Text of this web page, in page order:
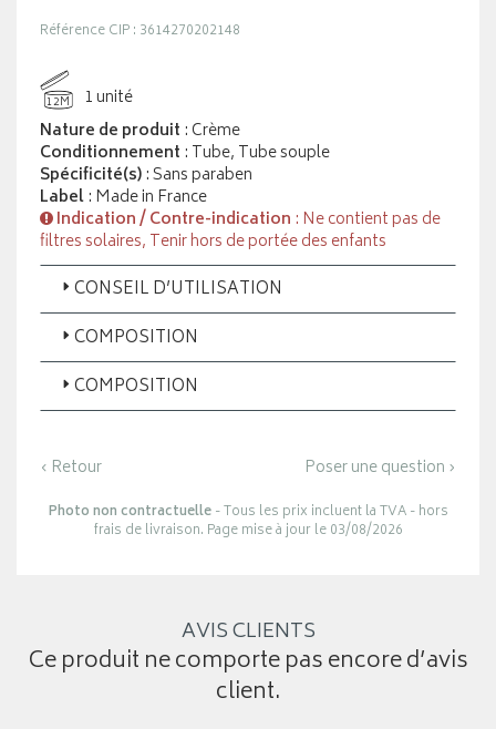
Référence CIP : 3614270202148
12M
1 unité
Nature de produit : Crème
Conditionnement : Tube, Tube souple
Spécificité(s): Sans paraben
Label: Made in France
Indication / Contre-indication : Ne contient pas de
filtres solaires, Tenir hors de portée des enfants
CONSEIL D’UTILISATION
COMPOSITION
COMPOSITION
‹ Retour Poser une question ›
Photo non contractuelle- Tous les prix incluent la TVA - hors
frais de livraison. Page mise à jour le 03/08/2026
AVIS CLIENTS
Ce produit ne comporte pas encore d’avis
client.